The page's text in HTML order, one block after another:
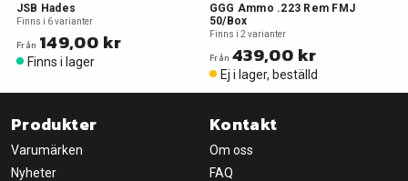
JSB Hades
Finns i 6 varianter
Från 149,00 kr
Finns i lager
GGG Ammo .223 Rem FMJ
50/Box
Finns i 2 varianter
Från 439,00 kr
Ej i lager, beställd
Produkter
Varumärken
Nyheter
Kontakt
Om oss
FAQ